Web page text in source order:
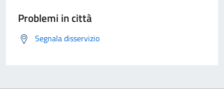
Problemi in città
Segnala disservizio